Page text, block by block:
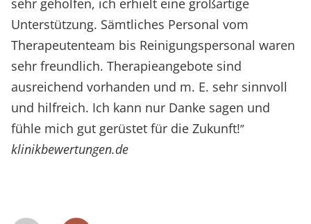
sehr geholfen, ich erhielt eine großartige
Unterstützung. Sämtliches Personal vom
Therapeutenteam bis Reinigungspersonal waren
sehr freundlich. Therapieangebote sind
ausreichend vorhanden und m. E. sehr sinnvoll
und hilfreich. Ich kann nur Danke sagen und
fühle mich gut gerüstet für die Zukunft!”
klinikbewertungen.de